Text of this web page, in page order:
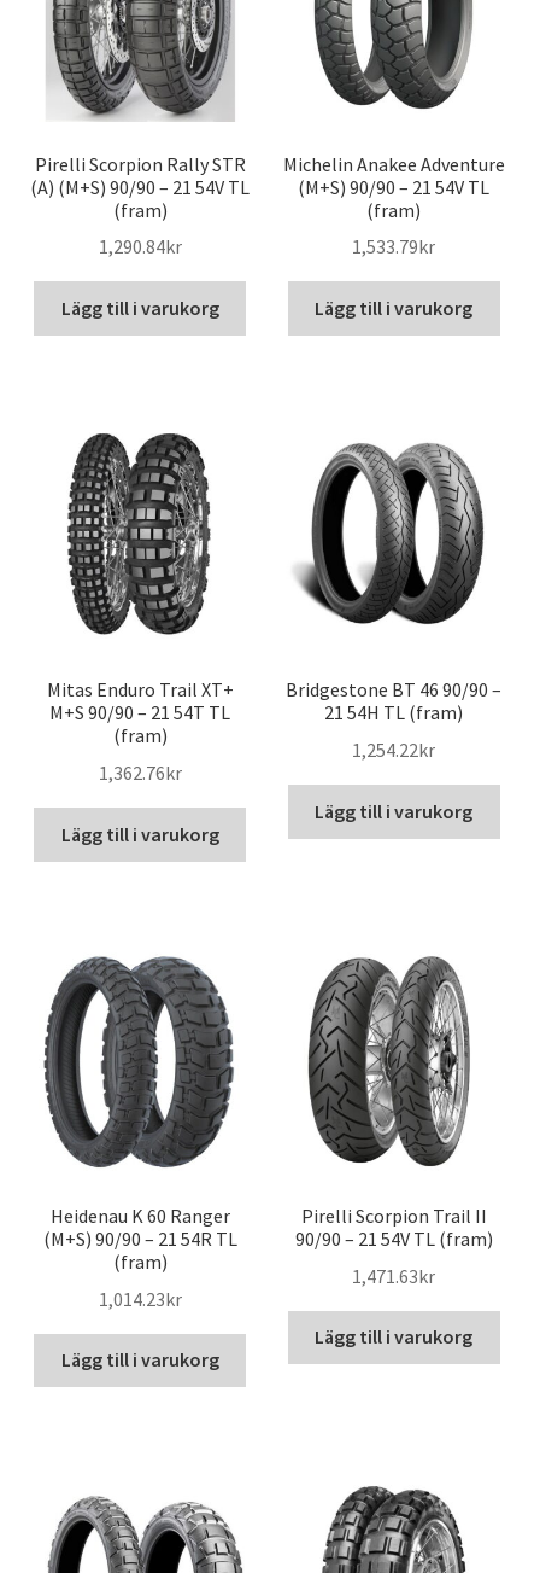
Pirelli Scorpion Rally STR
(A) (M+S) 90/90 – 21 54V TL
(fram)
1,290.84kr
Lägg till i varukorg
Michelin Anakee Adventure
(M+S) 90/90 – 21 54V TL
(fram)
1,533.79kr
Lägg till i varukorg
Mitas Enduro Trail XT+
M+S 90/90 – 21 54T TL
(fram)
1,362.76kr
Lägg till i varukorg
Bridgestone BT 46 90/90 –
21 54H TL (fram)
1,254.22kr
Lägg till i varukorg
Heidenau K 60 Ranger
(M+S) 90/90 – 21 54R TL
(fram)
1,014.23kr
Lägg till i varukorg
Pirelli Scorpion Trail II
90/90 – 21 54V TL (fram)
1,471.63kr
Lägg till i varukorg